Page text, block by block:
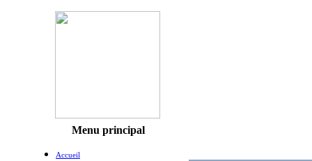
Menu principal
Accueil